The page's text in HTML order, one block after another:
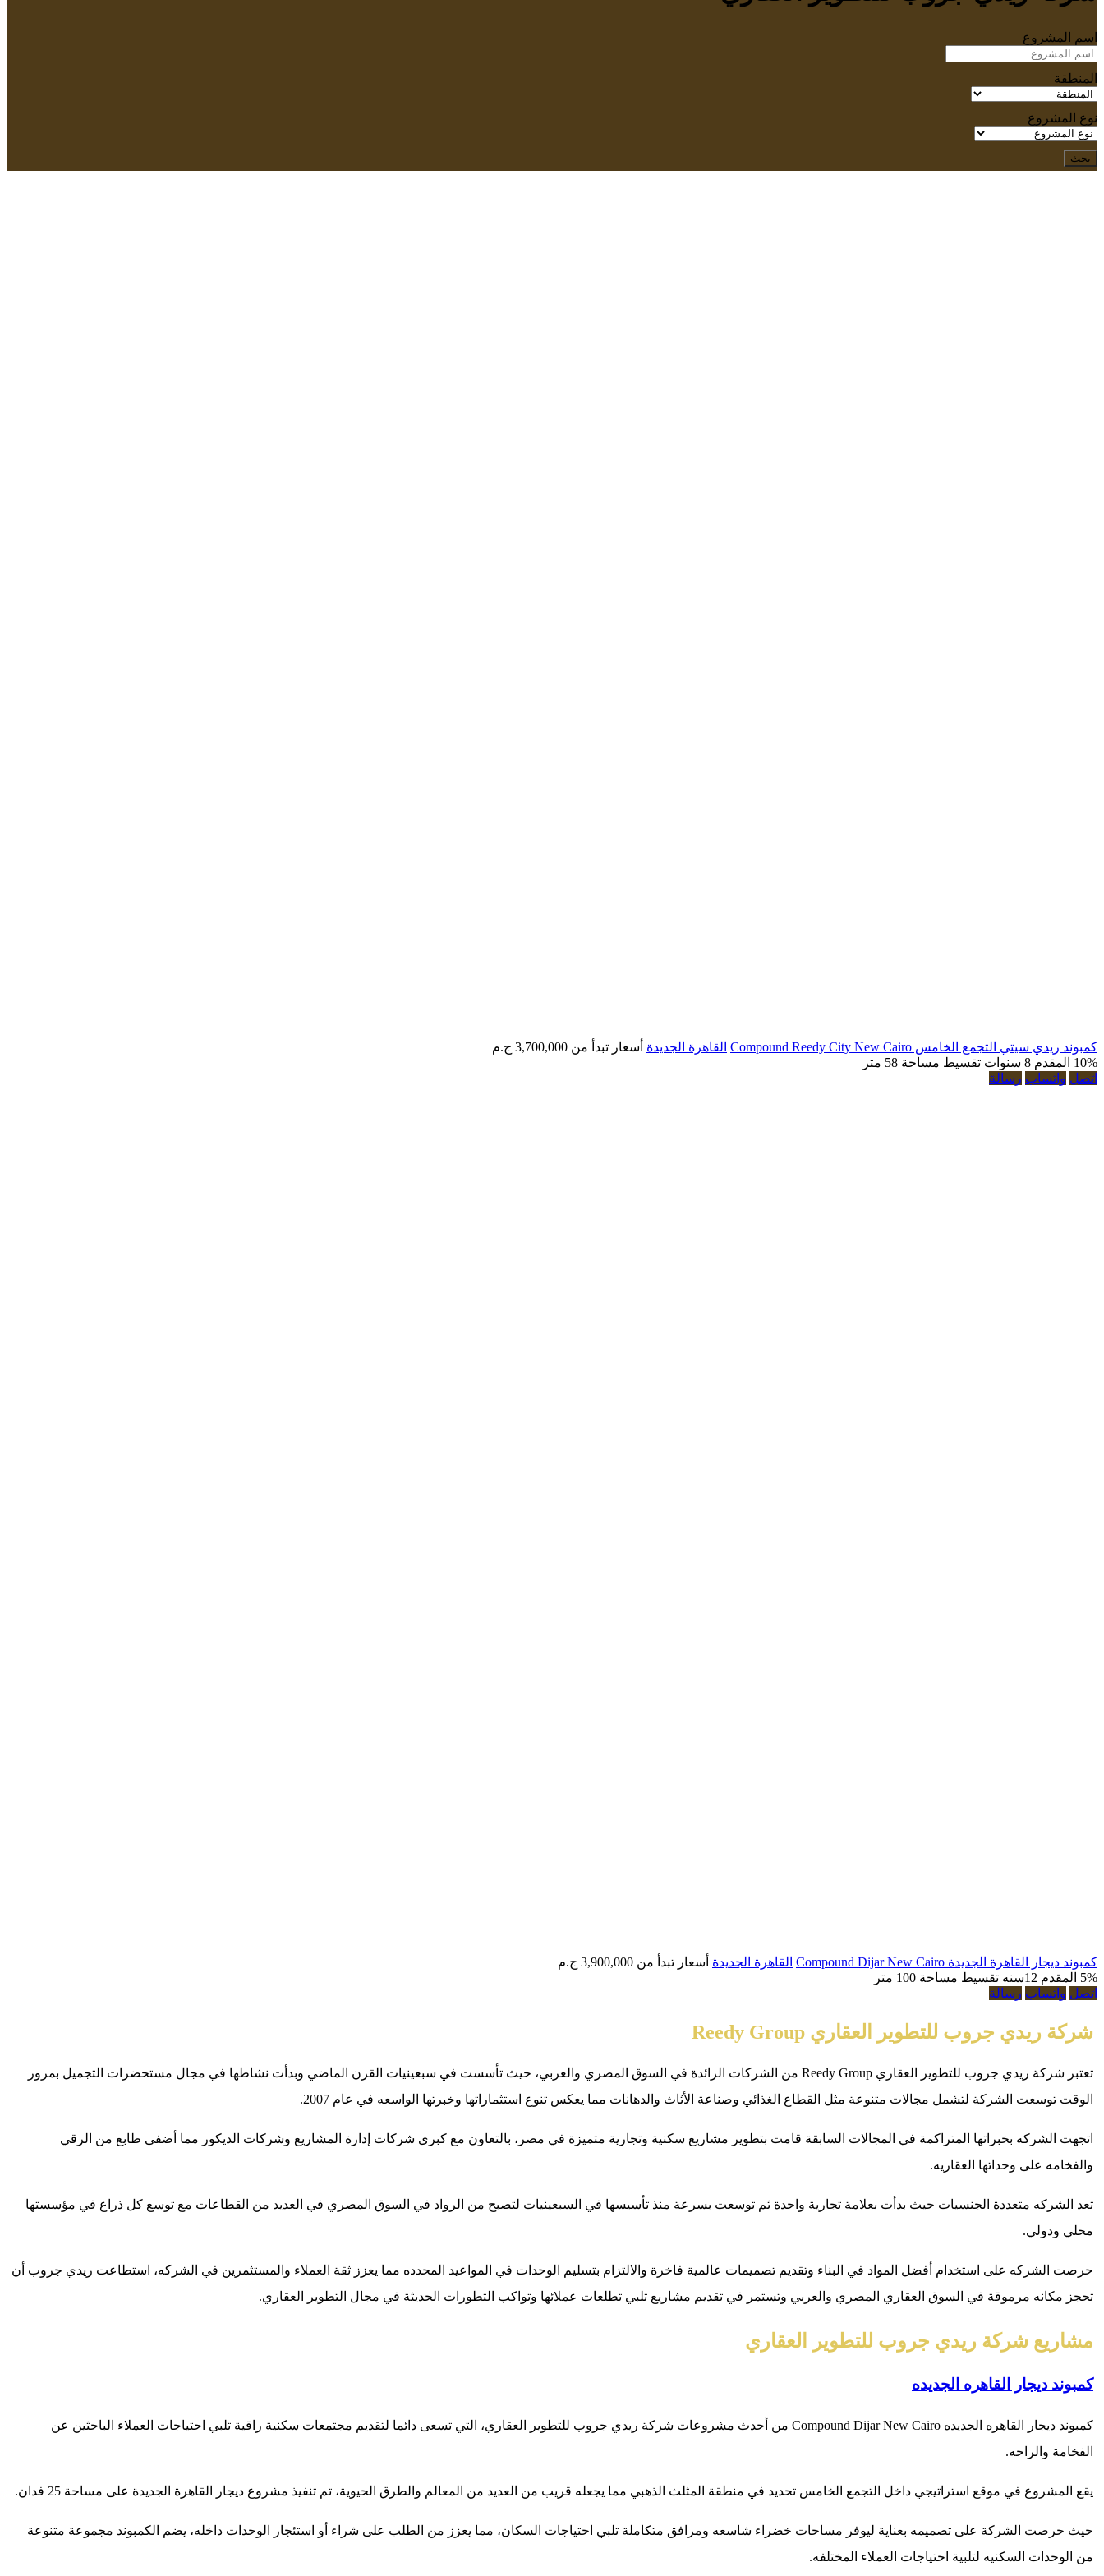
اسم المشروع
المنطقة
نوع المشروع
بحث
كمبوند ريدي سيتي التجمع الخامس Compound Reedy City New Cairo القاهرة الجديدة أسعار تبدأ من 3,700,000 ج.م
10% المقدم
8 سنوات تقسيط
مساحة 58 متر
اتصل واتساب رسالة
كمبوند ديجار القاهرة الجديدة Compound Dijar New Cairo القاهرة الجديدة أسعار تبدأ من 3,900,000 ج.م
5% المقدم
12سنه تقسيط
مساحة 100 متر
اتصل واتساب رسالة
شركة ريدي جروب للتطوير العقاري Reedy Group
تعتبر شركة ريدي جروب للتطوير العقاري Reedy Group من الشركات الرائدة في السوق المصري والعربي، حيث تأسست في سبعينيات القرن الماضي وبدأت نشاطها في مجال مستحضرات التجميل بمرور
الوقت توسعت الشركة لتشمل مجالات متنوعة مثل القطاع الغذائي وصناعة الأثاث والدهانات مما يعكس تنوع استثماراتها وخبرتها الواسعه في عام 2007.
اتجهت الشركه بخبراتها المتراكمة في المجالات السابقة قامت بتطوير مشاريع سكنية وتجارية متميزة في مصر، بالتعاون مع كبرى شركات إدارة المشاريع وشركات الديكور مما أضفى طابع من الرقي
والفخامه على وحداتها العقاريه.
تعد الشركه متعددة الجنسيات حيث بدأت بعلامة تجارية واحدة ثم توسعت بسرعة منذ تأسيسها في السبعينيات لتصبح من الرواد في السوق المصري في العديد من القطاعات مع توسع كل ذراع في مؤسستها
محلي ودولي.
حرصت الشركه على استخدام أفضل المواد في البناء وتقديم تصميمات عالمية فاخرة والالتزام بتسليم الوحدات في المواعيد المحدده مما يعزز ثقة العملاء والمستثمرين في الشركه، استطاعت ريدي جروب أن
تحجز مكانه مرموقة في السوق العقاري المصري والعربي وتستمر في تقديم مشاريع تلبي تطلعات عملائها وتواكب التطورات الحديثة في مجال التطوير العقاري.
مشاريع شركة ريدي جروب للتطوير العقاري
كمبوند ديجار القاهره الجديده
كمبوند ديجار القاهره الجديده Compound Dijar New Cairo من أحدث مشروعات شركة ريدي جروب للتطوير العقاري، التي تسعى دائما لتقديم مجتمعات سكنية راقية تلبي احتياجات العملاء الباحثين عن
الفخامة والراحه.
يقع المشروع في موقع استراتيجي داخل التجمع الخامس تحديد في منطقة المثلث الذهبي مما يجعله قريب من العديد من المعالم والطرق الحيوية، تم تنفيذ مشروع ديجار القاهرة الجديدة على مساحة 25 فدان.
حيث حرصت الشركة على تصميمه بعناية ليوفر مساحات خضراء شاسعه ومرافق متكاملة تلبي احتياجات السكان، مما يعزز من الطلب على شراء أو استئجار الوحدات داخله، يضم الكمبوند مجموعة متنوعة
من الوحدات السكنيه لتلبية احتياجات العملاء المختلفه.